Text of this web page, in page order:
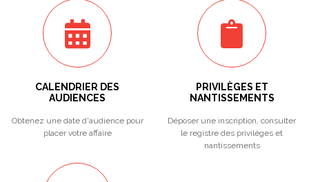
CALENDRIER DES
AUDIENCES
Obtenez une date d'audience pour
placer votre affaire
PRIVILÈGES ET
NANTISSEMENTS
Déposer une inscription, consulter
le registre des privilèges et
nantissements